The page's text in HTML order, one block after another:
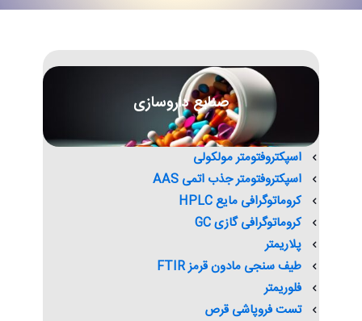
صنایع داروسازی
اسپکتروفتومتر مولکولی
اسپکتروفتومتر جذب اتمی AAS
کروماتوگرافی مایع HPLC
کروماتوگرافی گازی GC
پلاریمتر
طیف سنجی مادون قرمز FTIR
فلوریمتر
تست فروپاشی قرص